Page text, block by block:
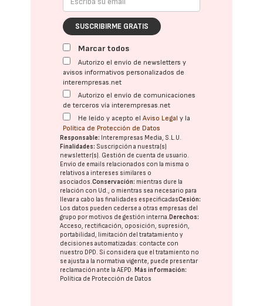
SUSCRIBIRME GRATIS
Marcar todos
Autorizo el envío de newsletters y
avisos informativos personalizados de
interempresas.net
Autorizo el envío de comunicaciones
de terceros vía interempresas.net
He leído y acepto elAviso Legal y la
Política de Protección de Datos
Responsable: Interempresas Media, S.L.U.
Finalidades: Suscripción a nuestra(s)
newsletter(s). Gestión de cuenta de usuario.
Envío de emails relacionados con la misma o
relativos a intereses similares o
asociados.Conservación: mientras dure la
relación con Ud., o mientras sea necesario para
llevar a cabo las finalidades especificadasCesión:
Los datos pueden cederse a otras empresas del
grupo por motivos de gestión interna.Derechos:
Acceso, rectificación, oposición, supresión,
portabilidad, limitación del tratatamiento y
decisiones automatizadas: contacte con
nuestro DPD. Si considera que el tratamiento no
se ajusta a la normativa vigente, puede presentar
reclamación ante laAEPD.Más información:
Política de Protección de Datos